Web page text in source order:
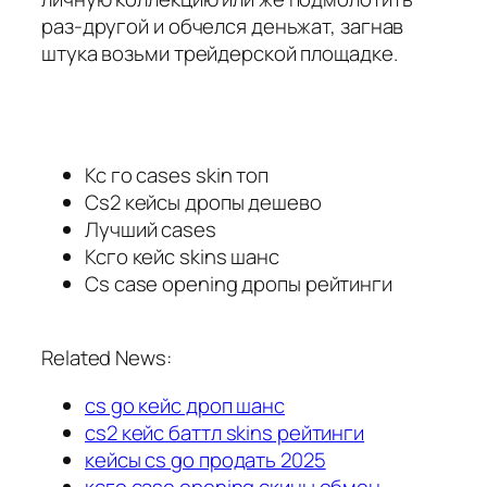
раз-другой и обчелся деньжат, загнав
штука возьми трейдерской площадке.
Кс го cases skin топ
Cs2 кейсы дропы дешево
Лучший cases
Ксго кейс skins шанс
Cs case opening дропы рейтинги
Related News:
cs go кейс дроп шанс
cs2 кейс баттл skins рейтинги
кейсы cs go продать 2025